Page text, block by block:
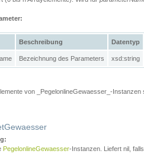
Beschreibung Datentyp
Bezeichnung des Parameters xsd:string
von _PegelonlineGewaesser_-Instanzen
PegelonlineGewaesser-Instanzen. Liefert nil,